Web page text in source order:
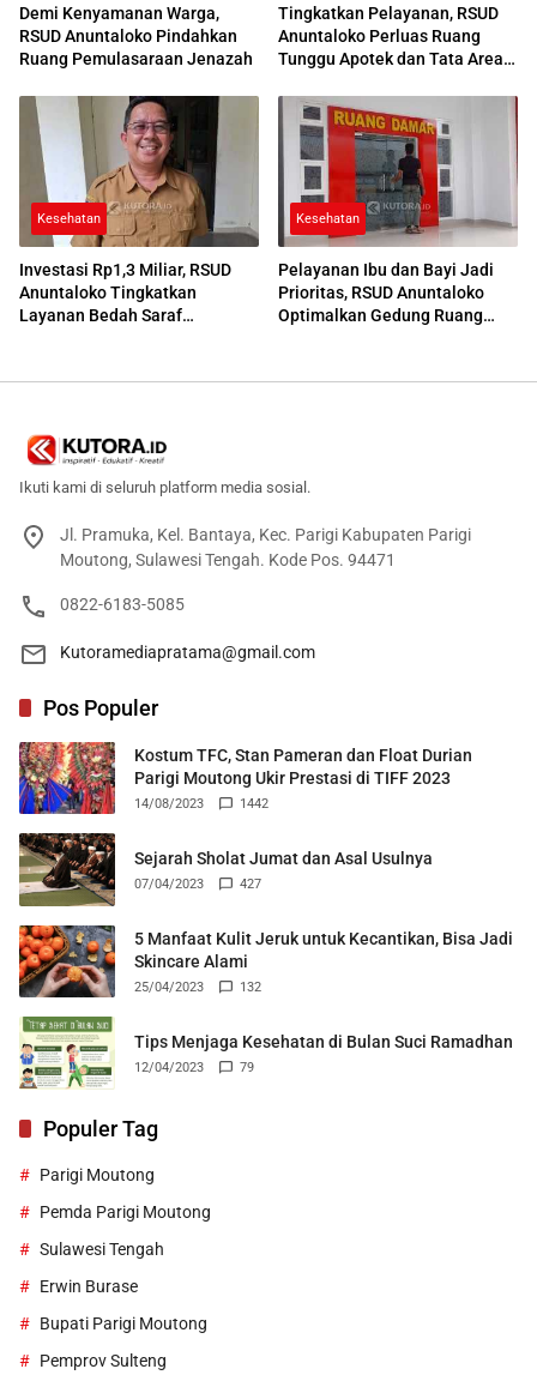
Demi Kenyamanan Warga,
RSUD Anuntaloko Pindahkan
Ruang Pemulasaraan Jenazah
Tingkatkan Pelayanan, RSUD
Anuntaloko Perluas Ruang
Tunggu Apotek dan Tata Area
Kesehatan
Investasi Rp1,3 Miliar, RSUD
Anuntaloko Tingkatkan
Layanan Bedah Saraf
Kesehatan
Pelayanan Ibu dan Bayi Jadi
Prioritas, RSUD Anuntaloko
Optimalkan Gedung Ruang
Ikuti kami di seluruh platform media sosial.
Jl. Pramuka, Kel. Bantaya, Kec. Parigi Kabupaten Parigi
Moutong, Sulawesi Tengah. Kode Pos. 94471
0822-6183-5085
Kutoramediapratama@gmail.com
Pos Populer
Kostum TFC, Stan Pameran dan Float Durian
Parigi Moutong Ukir Prestasi di TIFF 2023
14/08/2023 1442
Sejarah Sholat Jumat dan Asal Usulnya
07/04/2023 427
5 Manfaat Kulit Jeruk untuk Kecantikan, Bisa Jadi
Skincare Alami
25/04/2023 132
Tips Menjaga Kesehatan di Bulan Suci Ramadhan
12/04/2023 79
Populer Tag
Parigi Moutong
Pemda Parigi Moutong
Sulawesi Tengah
Erwin Burase
Bupati Parigi Moutong
Pemprov Sulteng